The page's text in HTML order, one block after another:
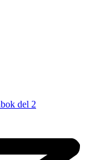
del 2